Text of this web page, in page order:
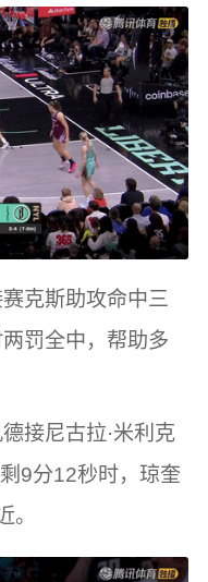
克斯助攻命中三
罚全中，帮助多
接尼古拉·米利克
9分12秒时，琼奎
。